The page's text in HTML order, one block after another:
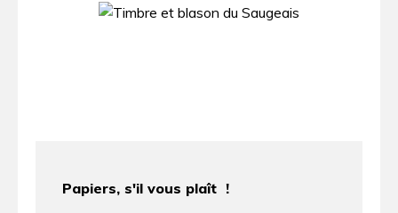
Papiers, s'il vous plaît !